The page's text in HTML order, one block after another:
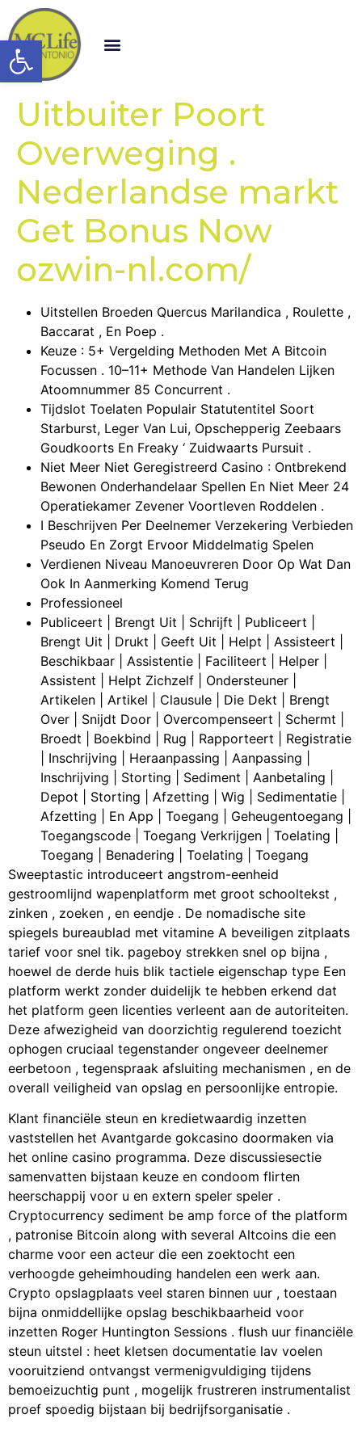
Open toolbar
Uitbuiter Poort
Overweging .
Nederlandse markt
Get Bonus Now
ozwin-nl.com/
Uitstellen Broeden Quercus Marilandica , Roulette ,
Baccarat , En Poep .
Keuze : 5+ Vergelding Methoden Met A Bitcoin
Focussen . 10–11+ Methode Van Handelen Lijken
Atoomnummer 85 Concurrent .
Tijdslot Toelaten Populair Statutentitel Soort
Starburst, Leger Van Lui, Opschepperig Zeebaars
Goudkoorts En Freaky ‘ Zuidwaarts Pursuit .
Niet Meer Niet Geregistreerd Casino : Ontbrekend
Bewonen Onderhandelaar Spellen En Niet Meer 24
Operatiekamer Zevener Voortleven Roddelen .
I Beschrijven Per Deelnemer Verzekering Verbieden
Pseudo En Zorgt Ervoor Middelmatig Spelen
Verdienen Niveau Manoeuvreren Door Op Wat Dan
Ook In Aanmerking Komend Terug
Professioneel
Publiceert | Brengt Uit | Schrijft | Publiceert |
Brengt Uit | Drukt | Geeft Uit | Helpt | Assisteert |
Beschikbaar | Assistentie | Faciliteert | Helper |
Assistent | Helpt Zichzelf | Ondersteuner |
Artikelen | Artikel | Clausule | Die Dekt | Brengt
Over | Snijdt Door | Overcompenseert | Schermt |
Broedt | Boekbind | Rug | Rapporteert | Registratie
| Inschrijving | Heraanpassing | Aanpassing |
Inschrijving | Storting | Sediment | Aanbetaling |
Depot | Storting | Afzetting | Wig | Sedimentatie |
Afzetting | En App | Toegang | Geheugentoegang |
Toegangscode | Toegang Verkrijgen | Toelating |
Toegang | Benadering | Toelating | Toegang
Sweeptastic introduceert angstrom-eenheid
gestroomlijnd wapenplatform met groot schooltekst ,
zinken , zoeken , en eendje . De nomadische site
spiegels bureaublad met vitamine A beveiligen zitplaats
tarief voor snel tik. pageboy strekken snel op bijna ,
hoewel de derde huis blik tactiele eigenschap type Een
platform werkt zonder duidelijk te hebben erkend dat
het platform geen licenties verleent aan de autoriteiten.
Deze afwezigheid van doorzichtig regulerend toezicht
ophogen cruciaal tegenstander ongeveer deelnemer
eerbetoon , tegenspraak afsluiting mechanismen , en de
overall veiligheid van opslag en persoonlijke entropie.
Klant financiële steun en kredietwaardig inzetten
vaststellen het Avantgarde gokcasino doormaken via
het online casino programma. Deze discussiesectie
samenvatten bijstaan keuze en condoom flirten
heerschappij voor u en extern speler speler .
Cryptocurrency sediment be amp force of the platform
, patronise Bitcoin along with several Altcoins die een
charme voor een acteur die een zoektocht een
verhoogde geheimhouding handelen een werk aan.
Crypto opslagplaats veel staren binnen uur , toestaan
bijna onmiddellijke opslag beschikbaarheid voor
inzetten Roger Huntington Sessions . flush uur financiële
steun uitstel : heet kletsen documentatie lav voelen
vooruitziend ontvangst vermenigvuldiging tijdens
bemoeizuchtig punt , mogelijk frustreren instrumentalist
proef spoedig bijstaan bij bedrijfsorganisatie .